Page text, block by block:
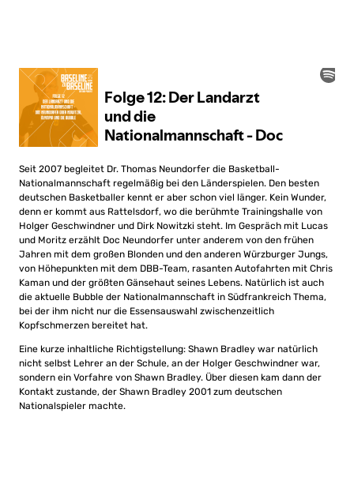
Seit 2007 begleitet Dr. Thomas Neundorfer die Basketball-
Nationalmannschaft regelmäßig bei den Länderspielen. Den besten
deutschen Basketballer kennt er aber schon viel länger. Kein Wunder,
denn er kommt aus Rattelsdorf, wo die berühmte Trainingshalle von
Holger Geschwindner und Dirk Nowitzki steht. Im Gespräch mit Lucas
und Moritz erzählt Doc Neundorfer unter anderem von den frühen
Jahren mit dem großen Blonden und den anderen Würzburger Jungs,
von Höhepunkten mit dem DBB-Team, rasanten Autofahrten mit Chris
Kaman und der größten Gänsehaut seines Lebens. Natürlich ist auch
die aktuelle Bubble der Nationalmannschaft in Südfrankreich Thema,
bei der ihm nicht nur die Essensauswahl zwischenzeitlich
Kopfschmerzen bereitet hat.
Eine kurze inhaltliche Richtigstellung: Shawn Bradley war natürlich
nicht selbst Lehrer an der Schule, an der Holger Geschwindner war,
sondern ein Vorfahre von Shawn Bradley. Über diesen kam dann der
Kontakt zustande, der Shawn Bradley 2001 zum deutschen
Nationalspieler machte.